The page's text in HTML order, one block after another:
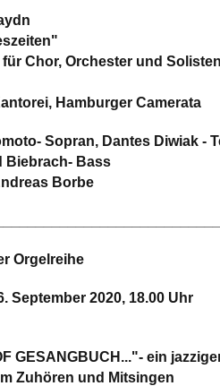
Chor, Orchester und Solisten
Hamburger Camerata
Sopran, Dantes Diwiak -
Biebrach- Bass
Borbe
Orgelreihe
September 2020, 18.00 Uhr
GESANGBUCH..."- ein
Zuhören und Mitsingen